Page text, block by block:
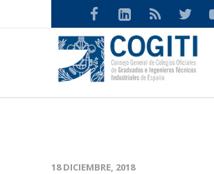
18 DICIEMBRE, 2018